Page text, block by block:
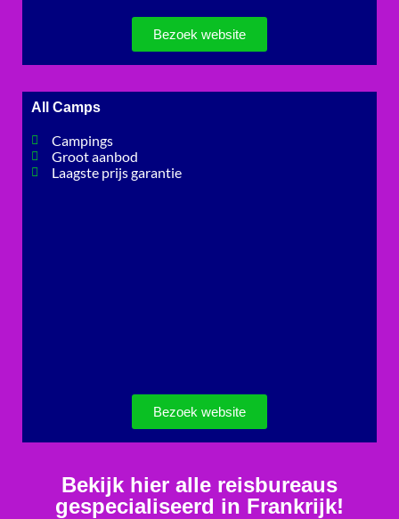
Bezoek website
All Camps
Campings
Groot aanbod
Laagste prijs garantie
Bezoek website
Bekijk hier alle reisbureaus
gespecialiseerd in Frankrijk!